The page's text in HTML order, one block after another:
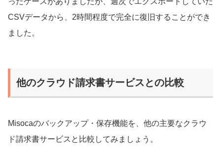
CSVデータから、2時間程度で完全に復旧することができ
ました。
他のクラウド請求書サービスとの比較
Misocaのバックアップ・保存機能を、他の主要なクラウ
ド請求書サービスと比較してみましょう。